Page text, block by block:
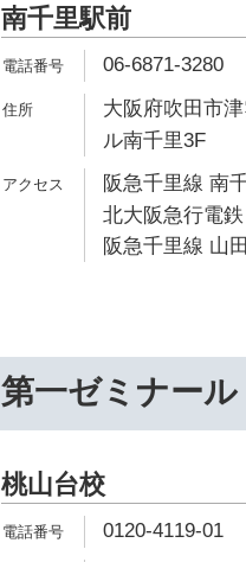
南千里駅前
06-6871-3280
大阪府吹田市
ル南千里3F
阪急千里線 南
北大阪急行電
阪急千里線 山
第一ゼミナール
桃山台校
0120-4119-01